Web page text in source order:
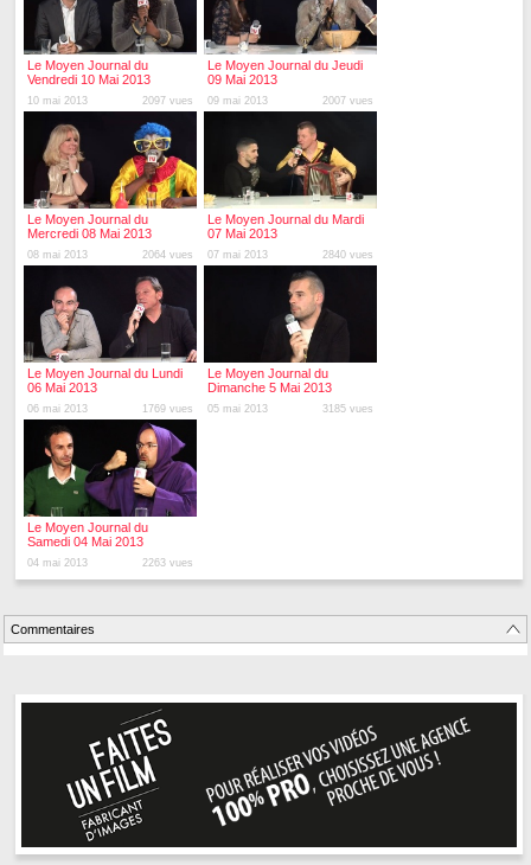
Le Moyen Journal du
Vendredi 10 Mai 2013
10 mai 2013 2097 vues
Le Moyen Journal du Jeudi
09 Mai 2013
09 mai 2013 2007 vues
Le Moyen Journal du
Mercredi 08 Mai 2013
08 mai 2013 2064 vues
Le Moyen Journal du Mardi
07 Mai 2013
07 mai 2013 2840 vues
Le Moyen Journal du Lundi
06 Mai 2013
06 mai 2013 1769 vues
Le Moyen Journal du
Dimanche 5 Mai 2013
05 mai 2013 3185 vues
Le Moyen Journal du
Samedi 04 Mai 2013
04 mai 2013 2263 vues
Commentaires